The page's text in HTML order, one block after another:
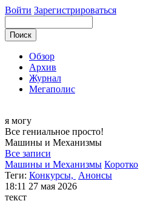
Войти Зарегистрироваться
Обзор
Архив
Журнал
Мегаполис
я могу
Все гениальное просто!
Машины и Механизмы
Все записи
Машины и Механизмы Коротко
Теги: Конкурсы, Анонсы
18:11 27 мая 2026
текст